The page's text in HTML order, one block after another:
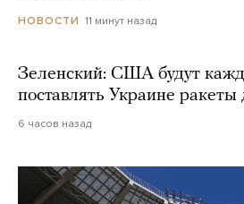
НОВОСТИ 11 минут назад
Зеленский: США будут
поставлять Украине
6 часов назад